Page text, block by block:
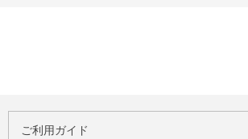
ご利用ガイド